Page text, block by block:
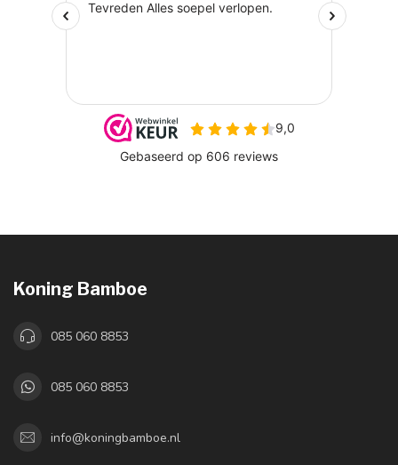
Koning Bamboe
085 060 8853
085 060 8853
info@koningbamboe.nl